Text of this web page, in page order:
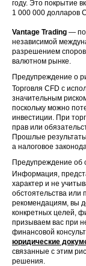
году. Это покрытие
1 000 000 долларов
Vantage Trading —
независимой
разрешением споров
валютном рынке.
Предупреждение о
Торговля CFD с
значительным
поскольку можно
инвестиции. При
прав или
Прошлые
а налоговое
Предупреждение об
Информация,
характер и не
обстоятельства или
рекомендациям, вы
конкретных целей,
призываем вас при
финансовой
юридические
связанные с этим
решения.